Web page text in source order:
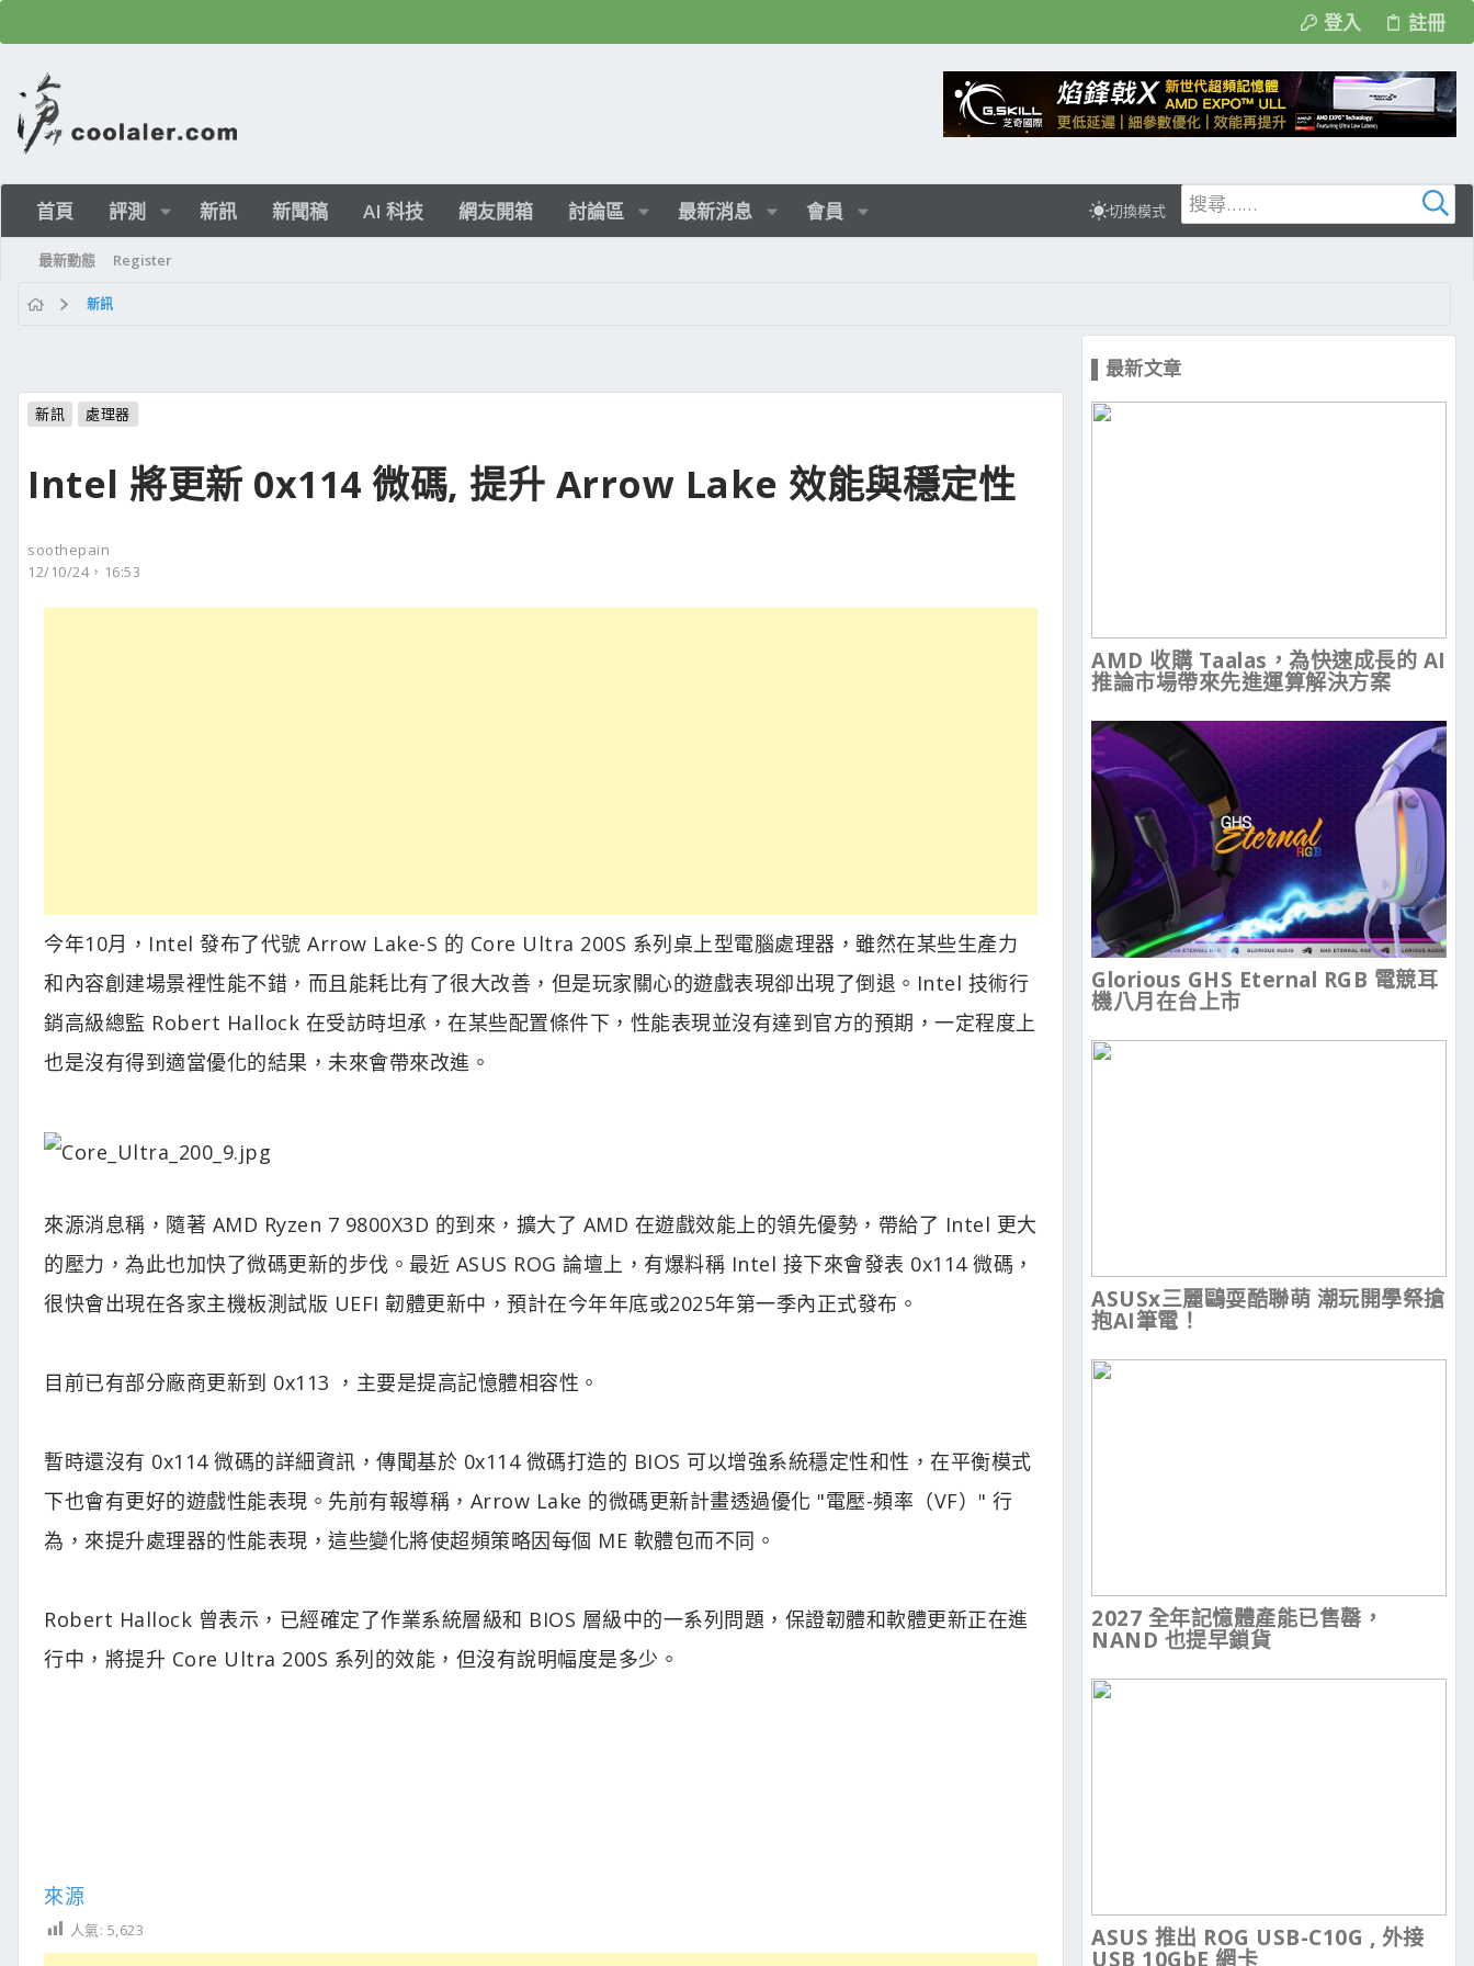
登入 註冊
首頁 評測 新訊 新聞稿 AI 科技 網友開箱 討論區 最新消息 會員 切換模式
最新動態 Register
新訊
新訊 處理器
Intel 將更新 0x114 微碼, 提升 Arrow Lake 效能與穩定性
soothepain
12/10/24，16:53
今年10月，Intel 發布了代號 Arrow Lake-S 的 Core Ultra 200S 系列桌上型電腦處理器，雖然在某些生產力
和內容創建場景裡性能不錯，而且能耗比有了很大改善，但是玩家關心的遊戲表現卻出現了倒退。Intel 技術行
銷高級總監 Robert Hallock 在受訪時坦承，在某些配置條件下，性能表現並沒有達到官方的預期，一定程度上
也是沒有得到適當優化的結果，未來會帶來改進。
來源消息稱，隨著 AMD Ryzen 7 9800X3D 的到來，擴大了 AMD 在遊戲效能上的領先優勢，帶給了 Intel 更大
的壓力，為此也加快了微碼更新的步伐。最近 ASUS ROG 論壇上，有爆料稱 Intel 接下來會發表 0x114 微碼，
很快會出現在各家主機板測試版 UEFI 韌體更新中，預計在今年年底或2025年第一季內正式發布。
目前已有部分廠商更新到 0x113 ，主要是提高記憶體相容性。
暫時還沒有 0x114 微碼的詳細資訊，傳聞基於 0x114 微碼打造的 BIOS 可以增強系統穩定性和性，在平衡模式
下也會有更好的遊戲性能表現。先前有報導稱，Arrow Lake 的微碼更新計畫透過優化 "電壓-頻率（VF）" 行
為，來提升處理器的性能表現，這些變化將使超頻策略因每個 ME 軟體包而不同。
Robert Hallock 曾表示，已經確定了作業系統層級和 BIOS 層級中的一系列問題，保證韌體和軟體更新正在進
行中，將提升 Core Ultra 200S 系列的效能，但沒有說明幅度是多少。
來源
人氣: 5,623
▌最新文章
AMD 收購 Taalas，為快速成長的 AI
推論市場帶來先進運算解決方案
Glorious GHS Eternal RGB 電競耳
機八月在台上市
ASUSx三麗鷗耍酷聯萌 潮玩開學祭搶
抱AI筆電！
2027 全年記憶體產能已售罄，
NAND 也提早鎖貨
ASUS 推出 ROG USB-C10G , 外接
USB 10GbE 網卡